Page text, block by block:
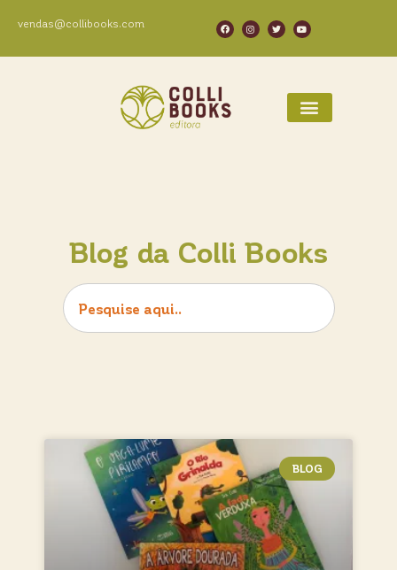
vendas@collibooks.com
Blog da Colli Books
BLOG